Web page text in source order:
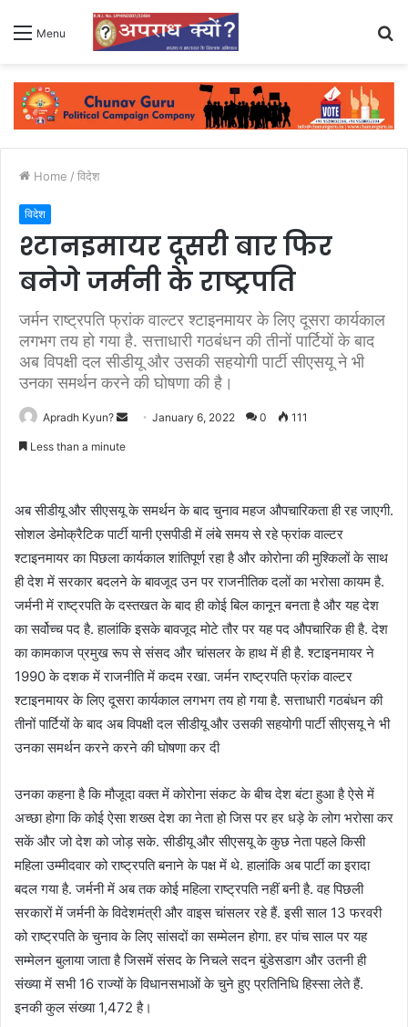
Menu
Home / विदेश
विदेश
श्टानइमायर दूसरी बार फिर
बनेगे जर्मनी के राष्ट्रपति
जर्मन राष्ट्रपति फ्रांक वाल्टर श्टाइनमायर के लिए दूसरा कार्यकाल
लगभग तय हो गया है. सत्ताधारी गठबंधन की तीनों पार्टियों के बाद
अब विपक्षी दल सीडीयू और उसकी सहयोगी पार्टी सीएसयू ने भी
उनका समर्थन करने की घोषणा की है।
Apradh Kyun?
a
n
i
l
January 6, 2022 0 111
Less than a minute
अब सीडीयू और सीएसयू के समर्थन के बाद चुनाव महज औपचारिकता ही रह जाएगी.
सोशल डेमोक्रैटिक पार्टी यानी एसपीडी में लंबे समय से रहे फ्रांक वाल्टर
श्टाइनमायर का पिछला कार्यकाल शांतिपूर्ण रहा है और कोरोना की मुश्किलों के साथ
ही देश में सरकार बदलने के बावजूद उन पर राजनीतिक दलों का भरोसा कायम है.
जर्मनी में राष्ट्रपति के दस्तखत के बाद ही कोई बिल कानून बनता है और यह देश
का सर्वोच्च पद है. हालांकि इसके बावजूद मोटे तौर पर यह पद औपचारिक ही है. देश
का कामकाज प्रमुख रूप से संसद और चांसलर के हाथ में ही है. श्टाइनमायर ने
1990 के दशक में राजनीति में कदम रखा. जर्मन राष्ट्रपति फ्रांक वाल्टर
श्टाइनमायर के लिए दूसरा कार्यकाल लगभग तय हो गया है. सत्ताधारी गठबंधन की
तीनों पार्टियों के बाद अब विपक्षी दल सीडीयू और उसकी सहयोगी पार्टी सीएसयू ने भी
उनका समर्थन करने करने की घोषणा कर दी
उनका कहना है कि मौजूदा वक्त में कोरोना संकट के बीच देश बंटा हुआ है ऐसे में
अच्छा होगा कि कोई ऐसा शख्स देश का नेता हो जिस पर हर धड़े के लोग भरोसा कर
सकें और जो देश को जोड़ सके. सीडीयू और सीएसयू के कुछ नेता पहले किसी
महिला उम्मीदवार को राष्ट्रपति बनाने के पक्ष में थे. हालांकि अब पार्टी का इरादा
बदल गया है. जर्मनी में अब तक कोई महिला राष्ट्रपति नहीं बनी है. वह पिछली
सरकारों में जर्मनी के विदेशमंत्री और वाइस चांसलर रहे हैं. इसी साल 13 फरवरी
को राष्ट्रपति के चुनाव के लिए सांसदों का सम्मेलन होगा. हर पांच साल पर यह
सम्मेलन बुलाया जाता है जिसमें संसद के निचले सदन बुंडेसडाग और उतनी ही
संख्या में सभी 16 राज्यों के विधानसभाओं के चुने हुए प्रतिनिधि हिस्सा लेते हैं.
इनकी कुल संख्या 1,472 है।